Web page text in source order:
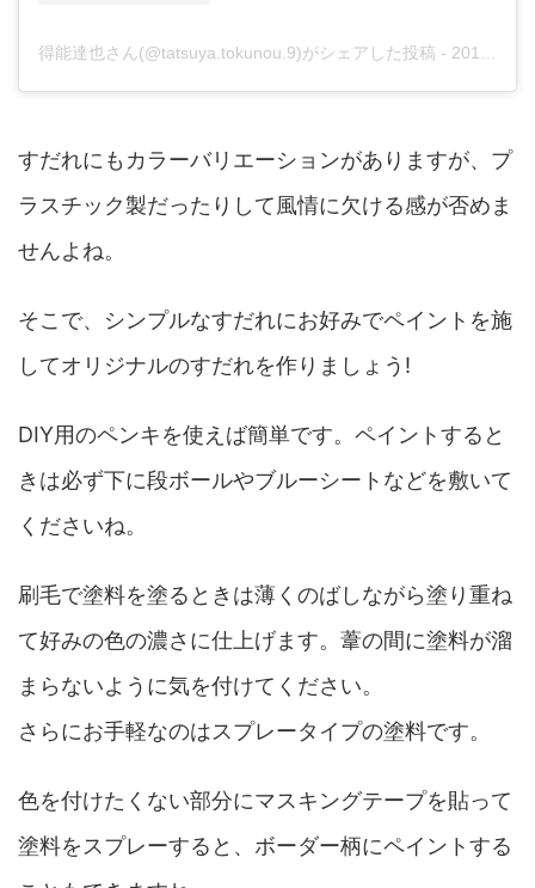
得能達也さん(@tatsuya.tokunou.9)がシェアした投稿 - 2018年 8月月3日午後9時36分PDT
すだれにもカラーバリエーションがありますが、プ
ラスチック製だったりして風情に欠ける感が否めま
せんよね。
そこで、シンプルなすだれにお好みでペイントを施
してオリジナルのすだれを作りましょう!
DIY用のペンキを使えば簡単です。ペイントすると
きは必ず下に段ボールやブルーシートなどを敷いて
くださいね。
刷毛で塗料を塗るときは薄くのばしながら塗り重ね
て好みの色の濃さに仕上げます。葦の間に塗料が溜
まらないように気を付けてください。
さらにお手軽なのはスプレータイプの塗料です。
色を付けたくない部分にマスキングテープを貼って
塗料をスプレーすると、ボーダー柄にペイントする